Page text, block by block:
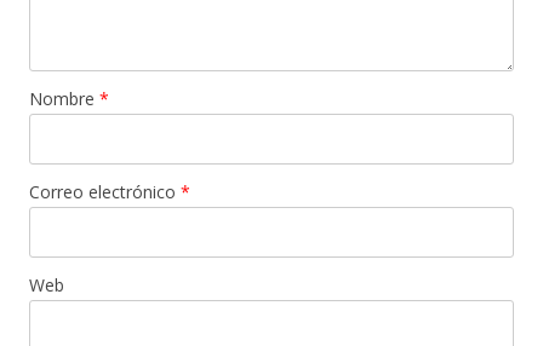
Nombre *
Correo electrónico *
Web